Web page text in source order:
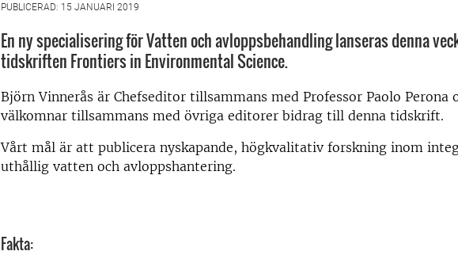
PUBLICERAD: 15 JANUARI 2019
En ny specialisering för Vatten och avloppsbehandling lanseras denna
tidskriften Frontiers in Environmental Science.
Björn Vinnerås är Chefseditor tillsammans med Professor Paolo Perona
välkomnar tillsammans med övriga editorer bidrag till denna tidskrift.
Vårt mål är att publicera nyskapande, högkvalitativ forskning inom
uthållig vatten och avloppshantering.
Fakta: